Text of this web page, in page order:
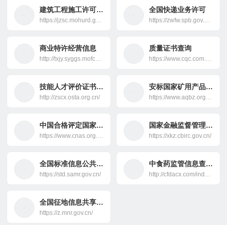
建筑工程施工许可证电子证照查询
https://jzsc.mohurd.gov.cn/data/elePermit
全国快递业务许可
https://zwfw.spb.gov.cn/xkqy
商业特许经营信息
http://txjy.syggs.mofcom.gov.cn/
质量证书查询
https://www.cqc.com.cn/www/chinese/zscx/
技能人才评价证书全国联网查询
http://zscx.osta.org.cn/
安标国家矿用产品安全标志中心
https://www.aqbz.org/#/home
中国合格评定国家认可委员会
https://www.cnas.org.cn/
国家金融监督管理总局许可证查询
https://xkz.cbirc.gov.cn/
全国标准信息公共服务平台
https://std.samr.gov.cn/
中食药监管信息查询平台
http://cfdacx.com/index.aspx
全国征地信息共享平台
https://z.mnr.gov.cn/